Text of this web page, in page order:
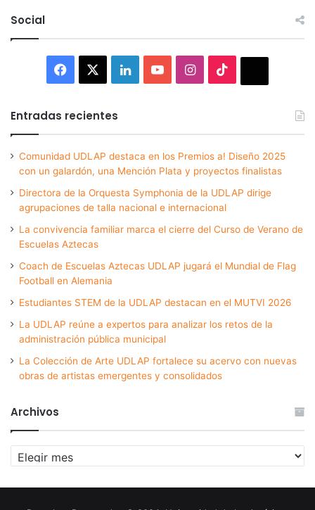
Social
Facebook LinkedInYouTubeInstagram
Entradas recientes
Comunidad UDLAP destaca en los Premios a! Diseño 2025
con un galardón, una Mención Plata y proyectos finalistas
Directora de la Orquesta Symphonia de la UDLAP dirige
agrupaciones de talla nacional e internacional
La convivencia familiar marca el cierre del Curso de Verano de
Escuelas Aztecas
Coach de Escuelas Aztecas UDLAP jugará el Mundial de Flag
Football en Alemania
Estudiantes STEM de la UDLAP destacan en el MUTVI 2026
La UDLAP reúne a expertos para analizar los retos de la
administración pública municipal
La Colección de Arte UDLAP fortalece su acervo con nuevas
obras de artistas emergentes y consolidados
Archivos
Archivos